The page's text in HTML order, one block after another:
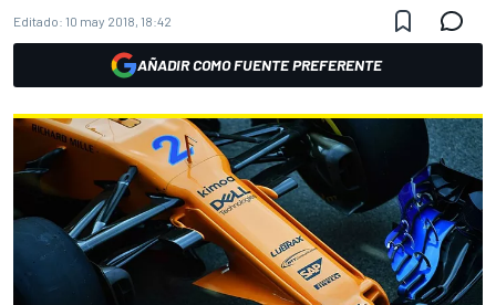
Editado: 10 may 2018, 18:42
AÑADIR COMO FUENTE PREFERENTE